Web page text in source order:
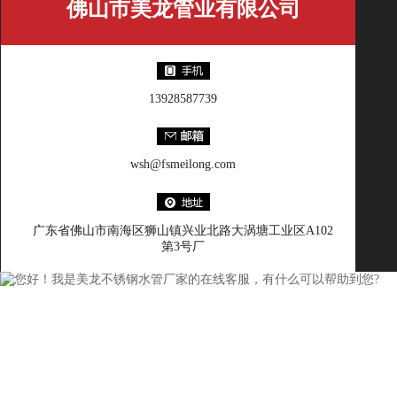
佛山市美龙管业有限公司
13928587739
wsh@fsmeilong.com
广东省佛山市南海区狮山镇兴业北路大涡塘工业区A102
第3号厂